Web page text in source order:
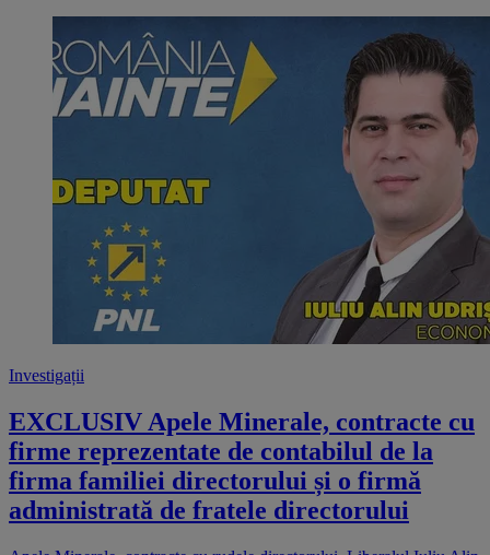
Investigații
EXCLUSIV Apele Minerale, contracte cu
firme reprezentate de contabilul de la
firma familiei directorului și o firmă
administrată de fratele directorului